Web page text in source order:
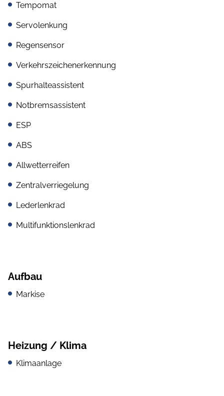
Tempomat
Servolenkung
Regensensor
Verkehrszeichenerkennung
Spurhalteassistent
Notbremsassistent
ESP
ABS
Allwetterreifen
Zentralverriegelung
Lederlenkrad
Multifunktionslenkrad
Aufbau
Markise
Heizung / Klima
Klimaanlage